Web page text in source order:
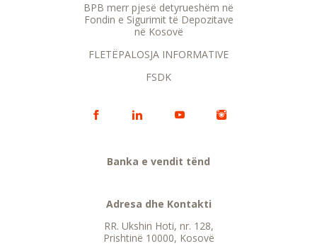
BPB merr pjesë detyrueshëm në
Fondin e Sigurimit të Depozitave
në Kosovë
FLETËPALOSJA INFORMATIVE
FSDK
Banka e vendit tënd
Adresa dhe Kontakti
RR. Ukshin Hoti, nr. 128,
Prishtinë 10000, Kosovë